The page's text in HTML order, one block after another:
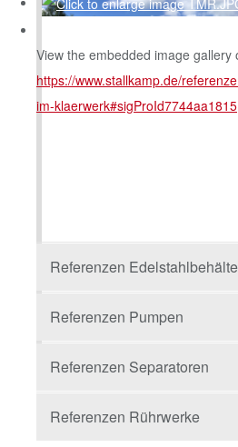
View the embedded image gallery
https://www.stallkamp.de/
im-klaerwerk#sigProId7744aa1815
Referenzen
Referenzen Pumpen
Referenzen Separatoren
Referenzen Rührwerke